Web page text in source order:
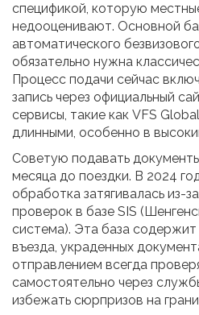
спецификой, которую
недооценивают. Основной
автоматического
обязательно нужна
Процесс подачи сейчас
запись через официальный
сервисы, такие как VFS
длинными, особенно в
Советую подавать
месяца до поездки. В 2024
обработка затягивалась из-
проверок в базе SIS
система). Эта база
въезда, украденных
отправлением всегда
самостоятельно через
избежать сюрпризов на